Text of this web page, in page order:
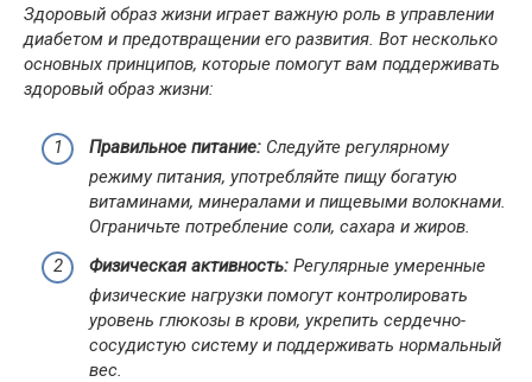
Здоровый образ жизни играет важную роль в управлении
диабетом и предотвращении его развития. Вот несколько
основных принципов, которые помогут вам поддерживать
здоровый образ жизни:
Правильное питание: Следуйте регулярному
режиму питания, употребляйте пищу богатую
витаминами, минералами и пищевыми волокнами.
Ограничьте потребление соли, сахара и жиров.
Физическая активность: Регулярные умеренные
физические нагрузки помогут контролировать
уровень глюкозы в крови, укрепить сердечно-
сосудистую систему и поддерживать нормальный
вес.